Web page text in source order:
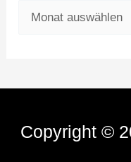
Copyright ©